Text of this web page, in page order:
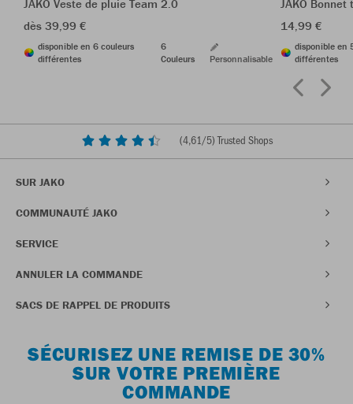
JAKO Veste de pluie Team 2.0
dès 39,99 €
disponible en 6 couleurs
différentes
6
Couleurs
Personnalisable
JAKO Bonnet
14,99 €
disponible en
différentes
(4,61/5) Trusted Shops
SUR JAKO
COMMUNAUTÉ JAKO
SERVICE
ANNULER LA COMMANDE
SACS DE RAPPEL DE PRODUITS
SÉCURISEZ UNE REMISE DE 30%
SUR VOTRE PREMIÈRE
COMMANDE